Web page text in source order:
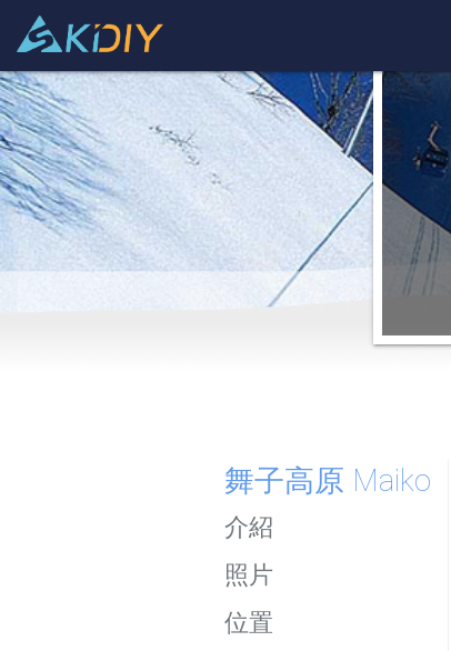
舞子高原 Maiko
介紹
照片
位置